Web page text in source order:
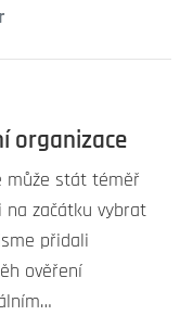
organizace
může stát téměř
na začátku vybrat
přidali
ověření